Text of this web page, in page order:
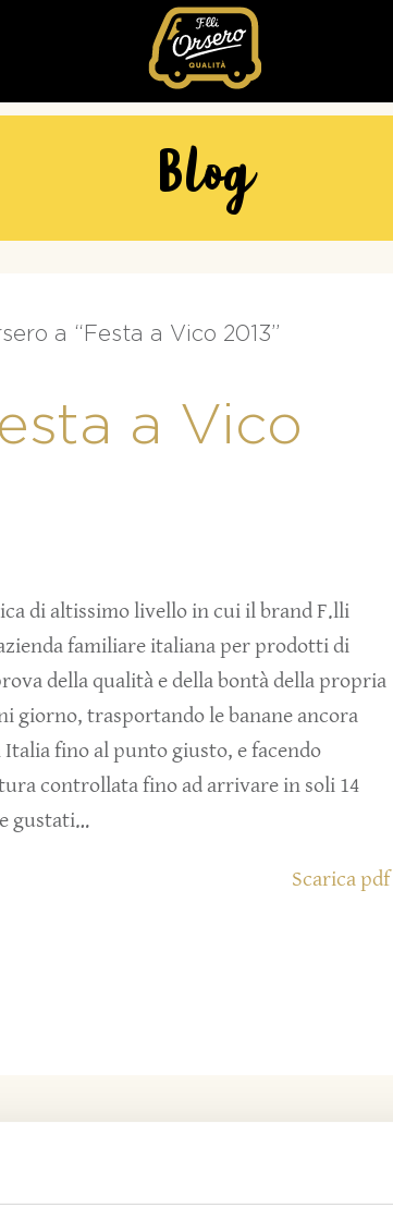
Blog
a “Festa a Vico 2013”
a Vico
di altissimo livello in cui il brand F.lli
familiare italiana per prodotti di
della qualità e della bontà della propria
giorno, trasportando le banane ancora
fino al punto giusto, e facendo
controllata fino ad arrivare in soli 14
gustati…
Scarica pdf